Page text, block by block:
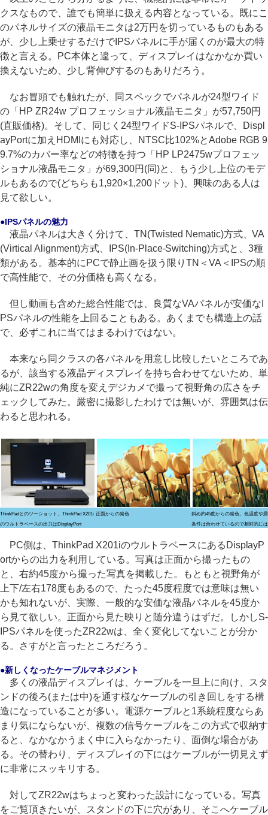
クスなもので、誰でも簡単に扱える内容となっている。既にこ
のパネルサイズの液晶モニタは2万円を切っているものもある
が、少し上乗せするだけでIPSパネルに手が届くのが最大の特
徴と言える。PC本体と違って、ディスプレイはなかなか買い
換えないため、少し背伸びするのもありだろう。
なお冒頭でも触れたが、同スペックでパネルが24型ワイド
の「HP ZR24w プロフェッショナル液晶モニタ」が57,750円
(直販価格)。そして、同じく24型ワイドS-IPSパネルで、Displ
ayPortに加えHDMIにも対応し、NTSC比102%とAdobe RGB 9
9.7%のカバー率などの特徴を持つ「HP LP2475wプロフェッ
ショナル液晶モニタ」が69,300円(同)と、もう少し上位のモデ
ルもあるので(どちらも1,920×1,200ドット)、興味のある人は
見て欲しい。
●IPSパネルの魅力
液晶パネルは大きく分けて、TN(Twisted Nematic)方式、VA
(Virtical Alignment)方式、IPS(In-Place-Switching)方式と、3種
類がある。基本的にPCで静止画を扱う限りTN＜VA＜IPSの順
で高性能で、その分価格も高くなる。
但し動画も含めた総合性能では、良質なVAパネルが安価なI
PSパネルの性能を上回ることもある。あくまでも構造上の話
で、必ずこれに当てはまるわけではない。
本来なら同クラスの各パネルを用意し比較したいところであ
るが、該当する液晶ディスプレイを持ち合わせてないため、単
純にZR22wの角度を変えデジカメで撮って視野角の広さをチ
ェックしてみた。厳密に撮影したわけでは無いが、雰囲気は伝
わると思われる。
ThinkPadとのツーショット。ThinkPad X201i
のウルトラベースの出力はDisplayPort
正面からの発色
斜め約45度からの発色。色温度や
条件は合わせているので相対的に
PC側は、ThinkPad X201iのウルトラベースにあるDisplayP
ortからの出力を利用している。写真は正面から撮ったもの
と、右約45度から撮った写真を掲載した。もともと視野角が
上下/左右178度もあるので、たった45度程度では意味は無い
かも知れないが、実際、一般的な安価な液晶パネルを45度か
ら見て欲しい。正面から見た映りと随分違うはずだ。しかしS-
IPSパネルを使ったZR22wは、全く変化してないことが分か
る。さすがと言ったところだろう。
●新しくなったケーブルマネジメント
多くの液晶ディスプレイは、ケーブルを一旦上に向け、スタ
ンドの後ろ(または中)を通す様なケーブルの引き回しをする構
造になっていることが多い。電源ケーブルと1系統程度ならあ
まり気にならないが、複数の信号ケーブルをこの方式で収納す
ると、なかなかうまく中に入らなかったり、面倒な場合があ
る。その替わり、ディスプレイの下にはケーブルが一切見えず
に非常にスッキリする。
対してZR22wはちょっと変わった設計になっている。写真
をご覧頂きたいが、スタンドの下に穴があり、そこへケーブル